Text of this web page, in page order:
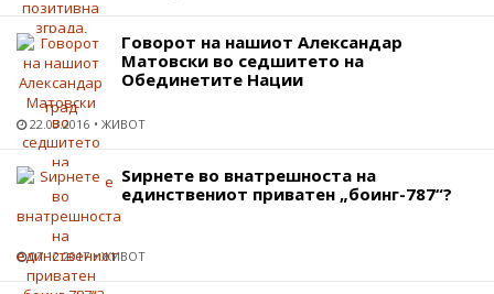
Говорот на нашиот Александар
Матовски во седшитето на
Обединетите Нации
22.03.2016 ЖИВОТ
Ѕирнете во внатрешноста на
единствениот приватен „боинг-787“?
07.12.2017 ЖИВОТ